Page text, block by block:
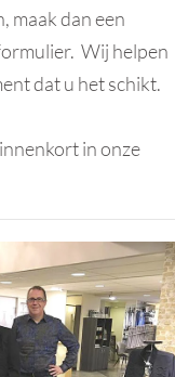
maak dan een
Wij helpen
dat u het schikt.
in onze